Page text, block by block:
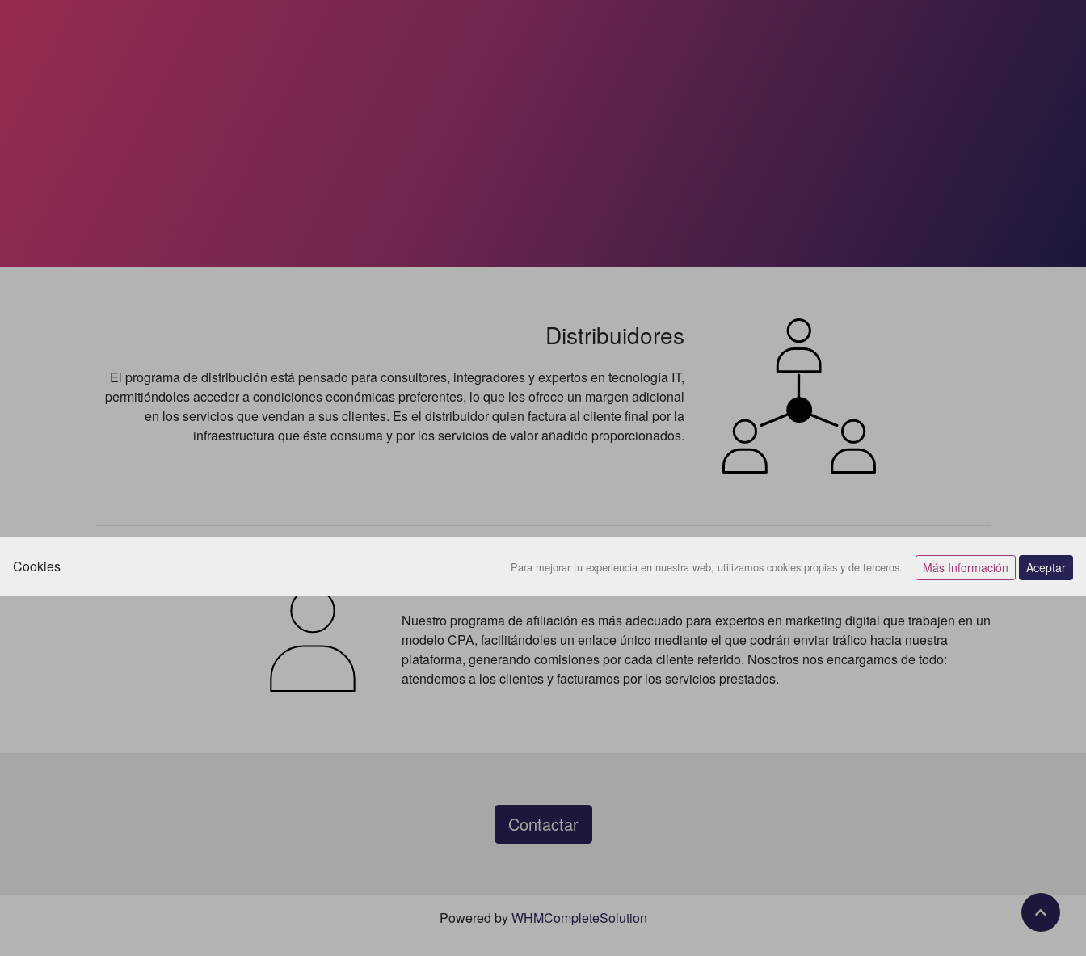
Cookies Para mejorar tu experiencia en nuestra web, utilizamos cookies propias y de terceros. Más Información Aceptar
Distribuidores
El programa de distribución está pensado para consultores, integradores y expertos en tecnología IT,
permitiéndoles acceder a condiciones económicas preferentes, lo que les ofrece un margen adicional
en los servicios que vendan a sus clientes. Es el distribuidor quien factura al cliente final por la
infraestructura que éste consuma y por los servicios de valor añadido proporcionados.
Nuestro programa de afiliación es más adecuado para expertos en marketing digital que trabajen en un
modelo CPA, facilitándoles un enlace único mediante el que podrán enviar tráfico hacia nuestra
plataforma, generando comisiones por cada cliente referido. Nosotros nos encargamos de todo:
atendemos a los clientes y facturamos por los servicios prestados.
Contactar
Powered byWHMCompleteSolution